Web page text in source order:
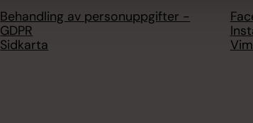
Behandling av personuppgifter -
GDPR
Sidkarta